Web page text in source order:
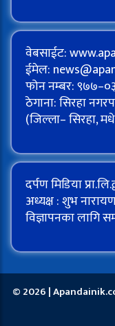
वेबसाईट:
ईमेल:
फोन नम्बर:
ठेगाना: सिरहा
(जिल्ला– सिरहा,
दर्पण मिडिया
अध्यक्ष : शुभ
विज्ञापनका लागि
© 2026 |